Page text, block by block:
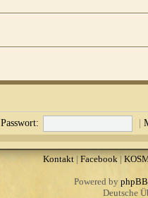
Passwort: |
Kontakt| Facebook|
Powered by phpBB
Deutsche